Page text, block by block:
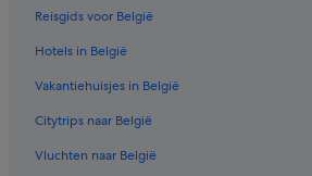
Reisgids voor België
Hotels in België
Vakantiehuisjes in België
Citytrips naar België
Vluchten naar België